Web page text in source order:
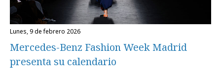
lunes, 9 de febrero 2026
Mercedes-Benz Fashion Week Madrid
presenta su calendario